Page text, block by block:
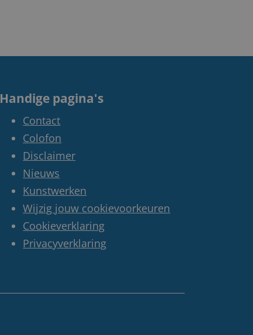
Handige pagina's
Contact
Colofon
Disclaimer
Nieuws
Kunstwerken
Wijzig jouw cookievoorkeuren
Cookieverklaring
Privacyverklaring